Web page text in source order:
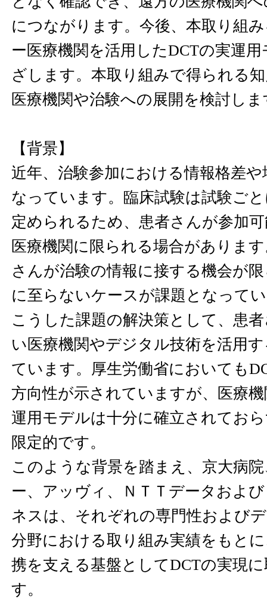
につながります。今後、本取り組
ー医療機関を活用したDCTの実運
ざします。本取り組みで得られる
医療機関や治験への展開を検討しま
【背景】
近年、治験参加における情報格差
なっています。臨床試験は試験ご
定められるため、患者さんが参加
医療機関に限られる場合がありま
さんが治験の情報に接する機会が
に至らないケースが課題となって
こうした課題の解決策として、患
い医療機関やデジタル技術を活用
ています。厚生労働省においても
方向性が示されていますが、医療
運用モデルは十分に確立されてお
限定的です。
このような背景を踏まえ、京大病
ー、アッヴィ、ＮＴＴデータおよ
ネスは、それぞれの専門性および
分野における取り組み実績をもと
携を支える基盤としてDCTの実現
す。